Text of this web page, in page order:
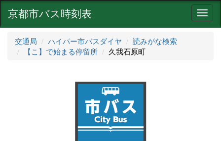
ナ
ビ
京都市バス時刻表
交通局 ハイパー市バスダイヤ
読みがな検索
【こ】で始まる停留所
久我石原町